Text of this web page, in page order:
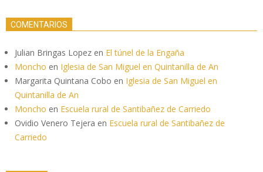
COMENTARIOS
Julian Bringas Lopez en El túnel de la Engaña
Moncho en Iglesia de San Miguel en Quintanilla de An
Margarita Quintana Cobo en Iglesia de San Miguel en
Quintanilla de An
Moncho en Escuela rural de Santibañez de Carriedo
Ovidio Venero Tejera en Escuela rural de Santibañez de
Carriedo